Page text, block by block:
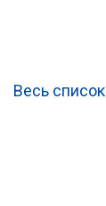
Весь список